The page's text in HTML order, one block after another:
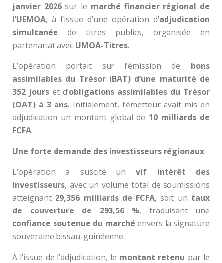
janvier 2026sur le marché financier régional de
l’UEMOA, à l’issue d’une opération d’adjudication
simultanée de titres publics, organisée en
partenariat avec UMOA-Titres.
L’opération portait sur l’émission de bons
assimilables du Trésor (BAT) d’une maturité de
352 jours et d’obligations assimilables du Trésor
(OAT) à 3 ans. Initialement, l’émetteur avait mis en
adjudication un montant global de 10 milliards de
FCFA.
Une forte demande des investisseurs régionaux
L’opération a suscité unvif intérêt des
investisseurs, avec un volume total de soumissions
atteignant 29,356 milliards de FCFA, soit un taux
de couverture de 293,56 %, traduisant une
confiance soutenue du marché envers la signature
souveraine bissau-guinéenne.
À l’issue de l’adjudication, le montant retenu par le